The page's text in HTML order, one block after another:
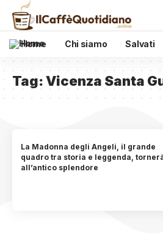
Home Chi siamo Salvati
Tag:Vicenza Santa
La Madonna degli Angeli, il grande
quadro tra storia e leggenda,
all’antico splendore